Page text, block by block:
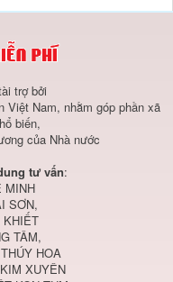
trợ bởi
Việt Nam, nhằm góp phần xã
biến,
của Nhà nước
tư vấn:
MINH
SƠN,
KHIẾT
TÂM,
HOA
XUYÊN